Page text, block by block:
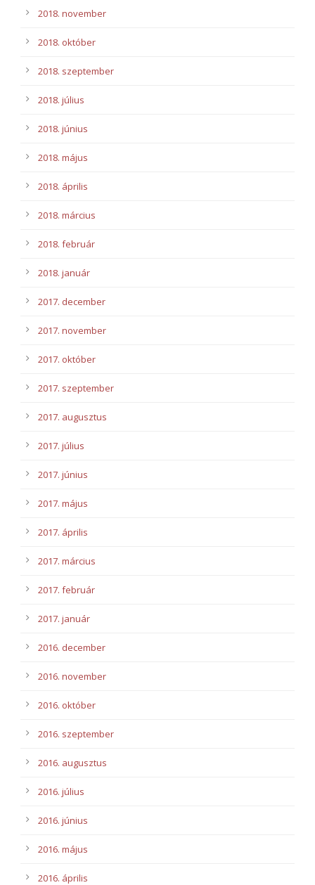
2018. november
2018. október
2018. szeptember
2018. július
2018. június
2018. május
2018. április
2018. március
2018. február
2018. január
2017. december
2017. november
2017. október
2017. szeptember
2017. augusztus
2017. július
2017. június
2017. május
2017. április
2017. március
2017. február
2017. január
2016. december
2016. november
2016. október
2016. szeptember
2016. augusztus
2016. július
2016. június
2016. május
2016. április